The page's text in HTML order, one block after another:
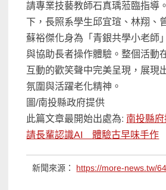
請專業技藝教師石真瑀蒞臨指導
下，長照系學生邱宜瑄、林翔、
蘇裕傑化身為「青銀共學小老師
與協助長者操作體驗。整個活動
互動的歡笑聲中完美呈現，展現
氛圍與活躍老化精神。
圖/南投縣政府提供
此篇文章最開始出處為: 南投縣
請長輩認識AI 體驗古早味手作
新聞來源： https://more-news.tw/